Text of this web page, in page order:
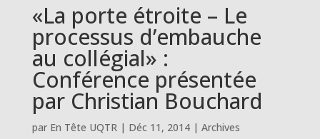
«La porte étroite – Le
processus d’embauche
au collégial» :
Conférence présentée
par Christian Bouchard
par En Tête UQTR| Déc 11, 2014| Archives